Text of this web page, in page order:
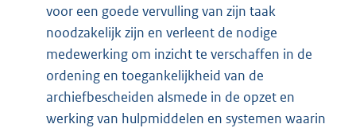
voor een goede vervulling van zijn taak
noodzakelijk zijn en verleent de nodige
medewerking om inzicht te verschaffen in de
ordening en toegankelijkheid van de
archiefbescheiden alsmede in de opzet en
werking van hulpmiddelen en systemen waarin